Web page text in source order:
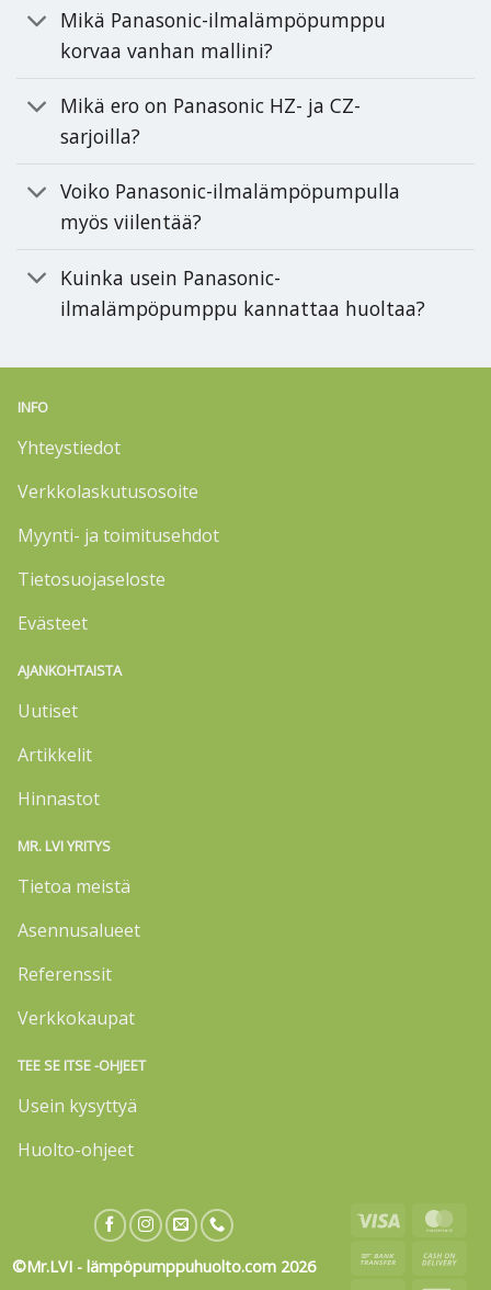
Mikä Panasonic-ilmalämpöpumppu
korvaa vanhan mallini?
Mikä ero on Panasonic HZ- ja CZ-
sarjoilla?
Voiko Panasonic-ilmalämpöpumpulla
myös viilentää?
Kuinka usein Panasonic-
ilmalämpöpumppu kannattaa huoltaa?
INFO
Yhteystiedot
Verkkolaskutusosoite
Myynti- ja toimitusehdot
Tietosuojaseloste
Evästeet
AJANKOHTAISTA
Uutiset
Artikkelit
Hinnastot
MR. LVI YRITYS
Tietoa meistä
Asennusalueet
Referenssit
Verkkokaupat
TEE SE ITSE -OHJEET
Usein kysyttyä
Huolto-ohjeet
©Mr.LVI - lämpöpumppuhuolto.com 2026
Visa
Bank